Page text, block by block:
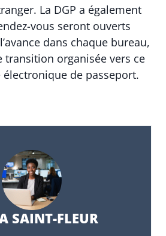
La DGP a également
vous seront ouverts
dans chaque bureau,
transition organisée vers ce
électronique de passeport.
SAINT-FLEUR